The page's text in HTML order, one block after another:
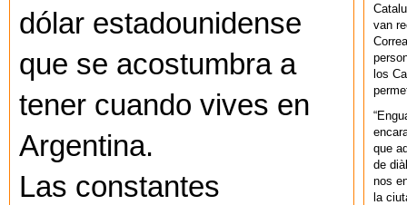
dólar estadounidense
que se acostumbra a
tener cuando vives en
Argentina.
Las constantes
van
los
que
de
nos
la